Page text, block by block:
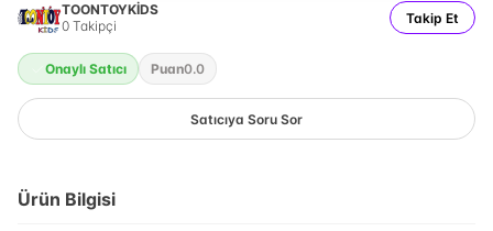
TOONTOYKİDS
0 Takipçi Takip Et
Onaylı Satıcı Puan0.0
Satıcıya Soru Sor
Ürün Bilgisi